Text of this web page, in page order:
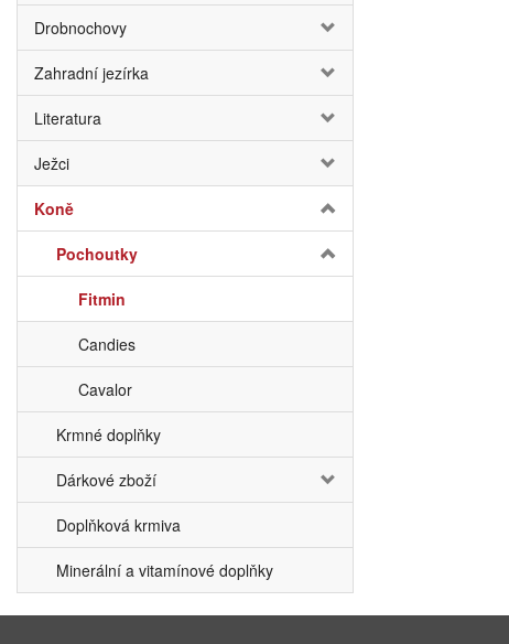
Drobnochovy
Zahradní jezírka
Literatura
Ježci
Koně
Pochoutky
Fitmin
Candies
Cavalor
Krmné doplňky
Dárkové zboží
Doplňková krmiva
Minerální a vitamínové doplňky